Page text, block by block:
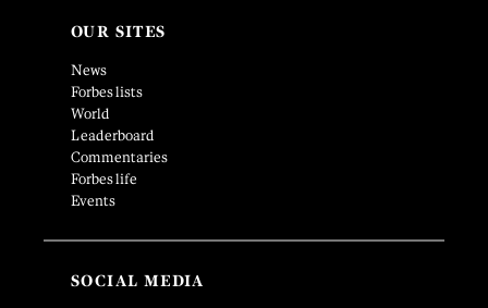
OUR SITES
News
Forbes lists
World
Leaderboard
Commentaries
Forbes life
Events
SOCIAL MEDIA